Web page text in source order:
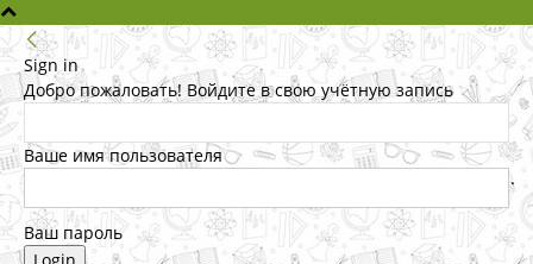
Sign in
Добро пожаловать! Войдите в свою учётную запись
Ваше имя пользователя
Ваш пароль